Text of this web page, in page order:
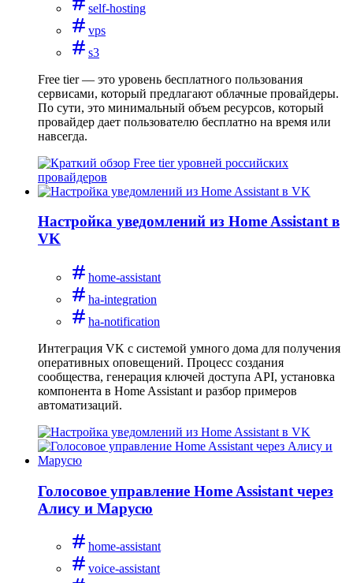
self-hosting
vps
s3
Free tier — это уровень бесплатного пользования
сервисами, который предлагают облачные провайдеры.
По сути, это минимальный объем ресурсов, который
провайдер дает пользователю бесплатно на время или
навсегда.
Настройка уведомлений из Home Assistant в
VK
home-assistant
ha-integration
ha-notification
Интеграция VK с системой умного дома для получения
оперативных оповещений. Процесс создания
сообщества, генерация ключей доступа API, установка
компонента в Home Assistant и разбор примеров
автоматизаций.
Голосовое управление Home Assistant через
Алису и Марусю
home-assistant
voice-assistant